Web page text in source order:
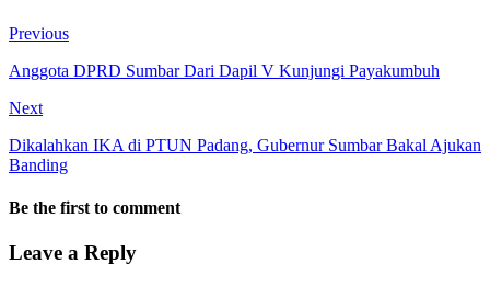
Previous
Anggota DPRD Sumbar Dari Dapil V Kunjungi Payakumbuh
Next
Dikalahkan IKA di PTUN Padang, Gubernur Sumbar Bakal Ajukan
Banding
Be the first to comment
Leave a Reply